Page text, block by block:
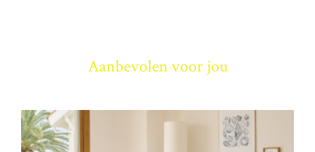
Aanbevolen voor jou